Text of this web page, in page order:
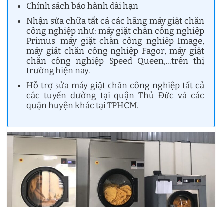
Chính sách bảo hành dài hạn
Nhận sửa chữa tất cả các hãng máy giặt chăn
công nghiệp như: máy giặt chăn công nghiệp
Primus, máy giặt chăn công nghiệp Image,
máy giặt chăn công nghiệp Fagor, máy giặt
chăn công nghiệp Speed Queen,…trên thị
trường hiện nay.
Hỗ trợ sửa máy giặt chăn công nghiệp tất cả
các tuyến đường tại quận Thủ Đức và các
quận huyện khác tại TPHCM.